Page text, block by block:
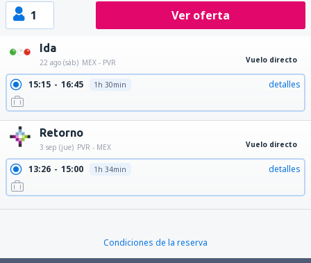
1 Ver oferta
Ida
22 ago (sáb) MEX - PVR Vuelo directo
15:15 16:45 1h 30min detalles
Retorno
3 sep (jue) PVR - MEX Vuelo directo
13:26 15:00 1h 34min detalles
Condiciones de la reserva